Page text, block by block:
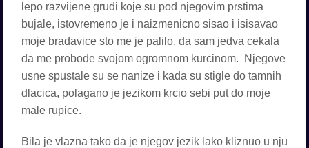
lepo razvijene grudi koje su pod njegovim prstima
bujale, istovremeno je i naizmenicno sisao i isisavao
moje bradavice sto me je palilo, da sam jedva cekala
da me probode svojom ogromnom kurcinom. Njegove
usne spustale su se nanize i kada su stigle do tamnih
dlacica, polagano je jezikom krcio sebi put do moje
male rupice.
Bila je vlazna tako da je njegov jezik lako kliznuo u nju